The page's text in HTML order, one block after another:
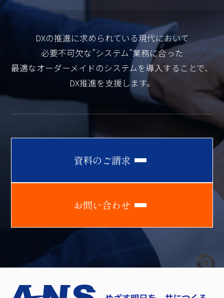
DXの推進に求められている現代において
必要不可欠な”システム”業務に合った
最適なオーダーメイドのシステムを導入することで、
DX推進を支援します。
資料の ご請求
お問い合わせ